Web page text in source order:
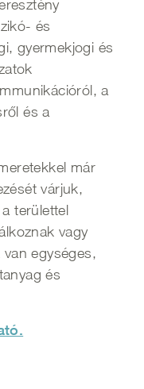
és
gyermekjogi és
a
és a
már
várjuk,
területtel
vagy
egységes,
és